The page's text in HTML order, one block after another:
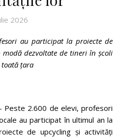
2026
au participat la proiecte de
dezvoltate de tineri în școli
țara
Peste 2.600 de elevi, profesori
au participat în ultimul an la
de upcycling și activități